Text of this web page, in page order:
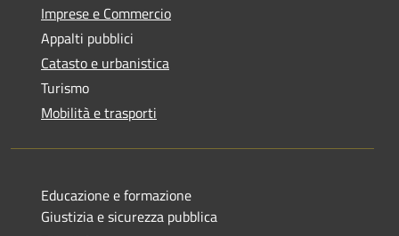
Imprese e Commercio
Appalti pubblici
Catasto e urbanistica
Turismo
Mobilità e trasporti
Educazione e formazione
Giustizia e sicurezza pubblica